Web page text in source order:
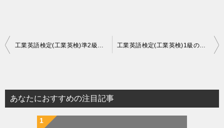
投
ビ
ゲ
工業英語検定(工業英検)準2級の試験日程や内容と公式過去問および難易度 工業英語検定(工業英検)1級の試験日程や内容と公式過去問および難易度
あなたにおすすめの注目記事